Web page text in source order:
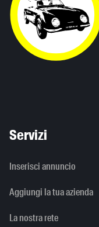
Servizi
Inserisci annuncio
Aggiungi la tua azienda
La nostra rete